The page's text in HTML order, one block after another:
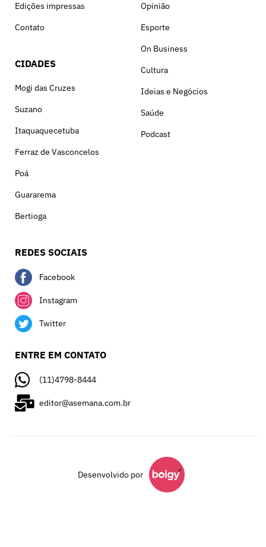
Edições impressas
Contato
CIDADES
Mogi das Cruzes
Suzano
Itaquaquecetuba
Ferraz de Vasconcelos
Poá
Guararema
Bertioga
Opinião
Esporte
On Business
Cultura
Ideias e Negócios
Saúde
Podcast
REDES SOCIAIS
Facebook
Instagram
Twitter
ENTRE EM CONTATO
(11)4798-8444
editor@asemana.com.br
Desenvolvido por